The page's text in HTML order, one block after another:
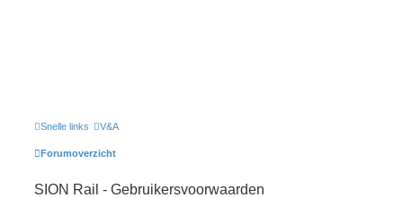
Snelle links V&A
Forumoverzicht
SION Rail - Gebruikersvoorwaarden